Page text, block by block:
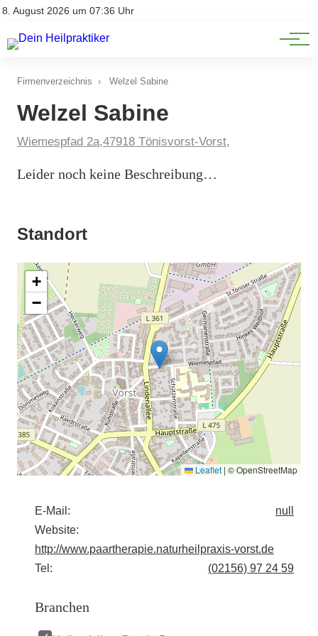
8. August 2026 um 07:36 Uhr
Impressum
Natürliche Medizin
Heilpflanzen & Kräuterkunde
Firmenverzeichnis › Welzel Sabine
Welzel Sabine
Wiemespfad 2a,47918 Tönisvorst-Vorst,
Leider noch keine Beschreibung…
Standort
+
−
Leaflet | © OpenStreetMap
E-Mail:
null
Website:
http://www.paartherapie.naturheilpraxis-vorst.de
Tel:
(02156) 97 24 59
Branchen